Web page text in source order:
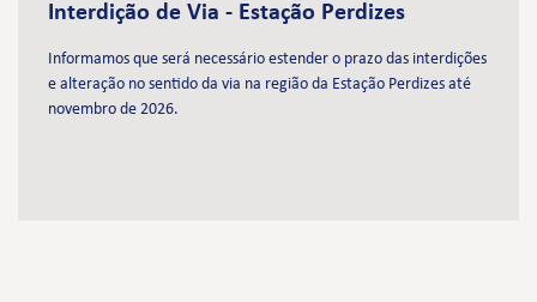
Interdição de Via - Estação Perdizes
Informamos que será necessário estender o prazo das interdições
e alteração no sentido da via na região da Estação Perdizes até
novembro de 2026.